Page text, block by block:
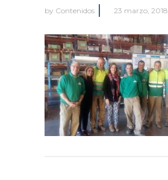
by Contenidos 23 marzo, 2018